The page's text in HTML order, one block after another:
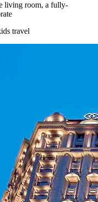
living room, a fully-
travel